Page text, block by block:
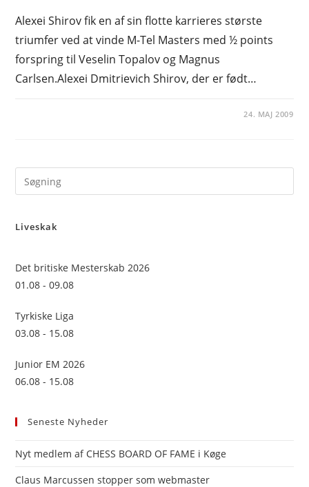
Alexei Shirov fik en af sin flotte karrieres største
triumfer ved at vinde M-Tel Masters med ½ points
forspring til Veselin Topalov og Magnus
Carlsen.Alexei Dmitrievich Shirov, der er født…
24. MAJ 2009
Liveskak
Det britiske Mesterskab 2026
01.08 - 09.08
Tyrkiske Liga
03.08 - 15.08
Junior EM 2026
06.08 - 15.08
Seneste Nyheder
Nyt medlem af CHESS BOARD OF FAME i Køge
Claus Marcussen stopper som webmaster